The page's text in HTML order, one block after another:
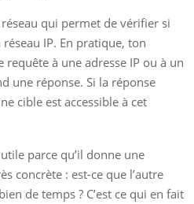
qui permet de vérifier si
IP. En pratique, ton
à une adresse IP ou à un
une réponse. Si la réponse
cible est accessible à cet
parce qu’il donne une
concrète : est-ce que l’autre
de temps ? C’est ce qui en fait